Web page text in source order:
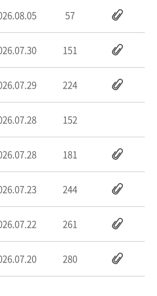
57
151
224
152
181
244
261
280